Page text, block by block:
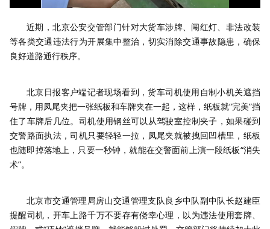
近期，北京公安交管部门针对大货车涉牌、闯红灯、非法改装
等各类交通违法行为开展集中整治，切实消除交通事故隐患，确保
良好道路通行秩序。
北京日报客户端记者现场看到，货车司机使用自制小机关遮挡
号牌，用凤尾夹把一张纸板和车牌夹在一起，这样，纸板就“完美”挡
住了车牌后几位。司机使用钢丝可以从驾驶室控制夹子，如果碰到
交警路面执法，司机只要轻轻一拉，凤尾夹就被拽回凹槽里，纸板
也随即掉落地上，只要一秒钟，就能在交警面前上演一段纸板“消失
术”。
北京市交通管理局房山交通管理支队良乡中队副中队长赵建臣
提醒司机，开车上路千万不要存有侥幸心理，以为违法使用套牌、